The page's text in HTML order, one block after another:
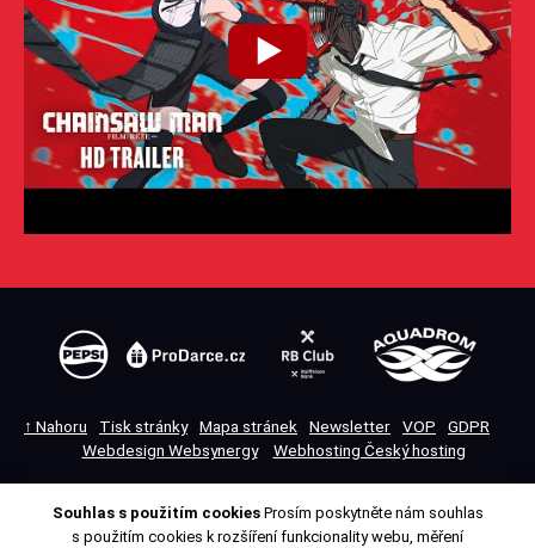
↑ Nahoru Tisk stránky Mapa stránek Newsletter VOP
GDPR
Webdesign Websynergy
Webhosting Český hosting
Přepnout na desktopovou verzi
Souhlas s použitím cookiesProsím poskytněte nám souhlas
s použitím cookies k rozšíření funkcionality webu, měření